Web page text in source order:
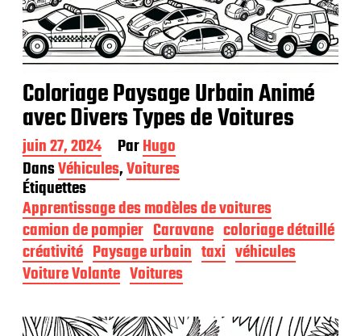
Coloriage Paysage Urbain Animé
avec Divers Types de Voitures
D
a
t
e
d
e
p
u
b
l
c
juin 27, 2024 ParHugo
DansVéhicules,Voitures
Étiquettes
Apprentissage des modèles de voitures
camion de pompier Caravane coloriage détaillé
créativité Paysage urbain taxi véhicules
Voiture Volante Voitures